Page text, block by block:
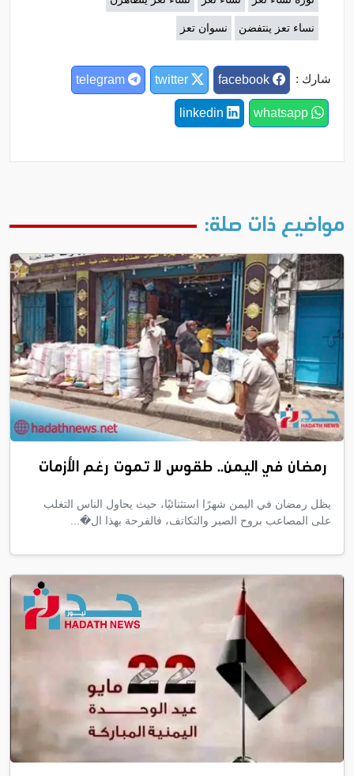
نساء تعز ينتفضن نسوان تعز
شارك :
مواضيع ذات صلة:
رمضان في اليمن.. طقوس لا تموت رغم الأزمات
يظل رمضان في اليمن شهرًا استثنائيًا، حيث يحاول الناس التغلب
على المصاعب بروح الصبر والتكاتف، فالفرحة بهذا ال�...